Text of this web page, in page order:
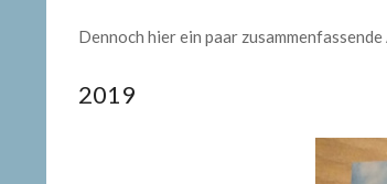
Dennoch hier ein paar
2019